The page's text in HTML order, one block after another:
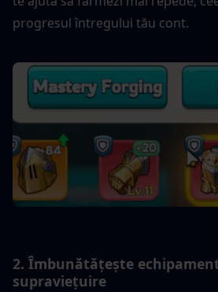
progresul întregului tău cont.
2. Îmbunătățește
supraviețuire